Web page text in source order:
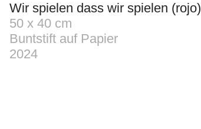
Wir spielen dass wir spielen (rojo)
50 x 40 cm
Buntstift auf Papier
Lápiz de color sobre papel
Color pencil on paper
2024